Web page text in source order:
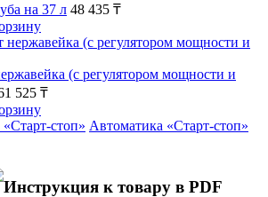
на 37 л 48 435 ₸
(с регулятором мощности и
525 ₸
Автоматика «Старт-стоп»